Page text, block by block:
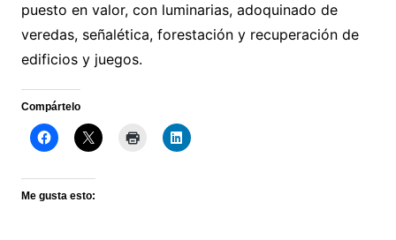
puesto en valor, con luminarias, adoquinado de
veredas, señalética, forestación y recuperación de
edificios y juegos.
Compártelo
Me gusta esto: